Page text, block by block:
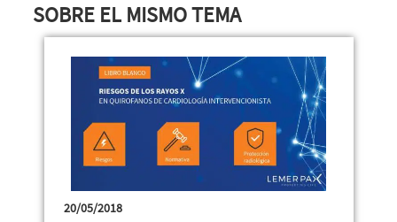
SOBRE EL MISMO TEMA
20/05/2018